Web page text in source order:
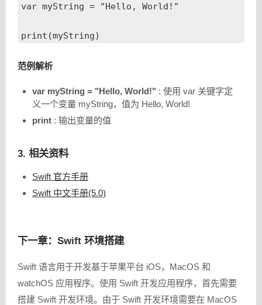
var myString = "Hello, World!"
范例解析
var myString = "Hello, World!" : 使用 var 关键字定
义一个变量 myString，值为 Hello, World!
print : 输出变量的值
3. 相关资料
Swift 官方手册
Swift 中文手册(5.0)
下一章：Swift 环境搭建
Swift 语言用于开发基于苹果平台 iOS，MacOS 和
watchOS 应用程序。使用 Swift 开发应用程序，首先需要
搭建 Swift 开发环境。由于 Swift 开发环境需要在 MacOS